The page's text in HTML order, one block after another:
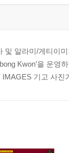
및 알라미/게티이
Kwon’을 운
기고 사진